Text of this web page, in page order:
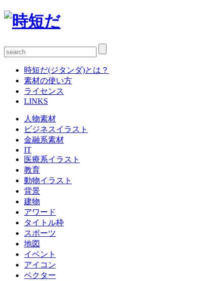
時短だ(ジタンダ)とは？
素材の使い方
ライセンス
LINKS
人物素材
ビジネスイラスト
金融系素材
IT
医療系イラスト
教育
動物イラスト
背景
建物
アワード
タイトル枠
スポーツ
地図
イベント
アイコン
ベクター